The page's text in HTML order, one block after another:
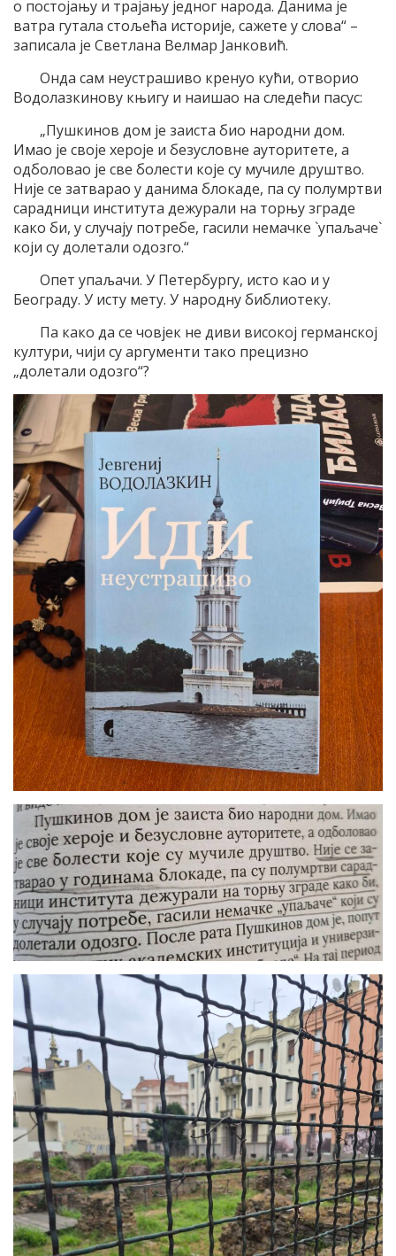
о постојању и трајању једног народа. Данима је
ватра гутала стољећа историје, сажете у слова“ –
записала је Светлана Велмар Јанковић.
Онда сам неустрашиво кренуо кући, отворио
Водолазкинову књигу и наишао на следећи пасус:
„Пушкинов дом је заиста био народни дом.
Имао је своје хероје и безусловне ауторитете, а
одболовао је све болести које су мучиле друштво.
Није се затварао у данима блокаде, па су полумртви
сарадници института дежурали на торњу зграде
како би, у случају потребе, гасили немачке `упаљаче`
који су долетали одозго.“
Опет упаљачи. У Петербургу, исто као и у
Београду. У исту мету. У народну библиотеку.
Па како да се човјек не диви високој германској
култури, чији су аргументи тако прецизно
„долетали одозго“?